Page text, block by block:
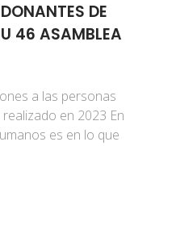
DE
46 ASAMBLEA
a las personas
en 2023 En
es en lo que